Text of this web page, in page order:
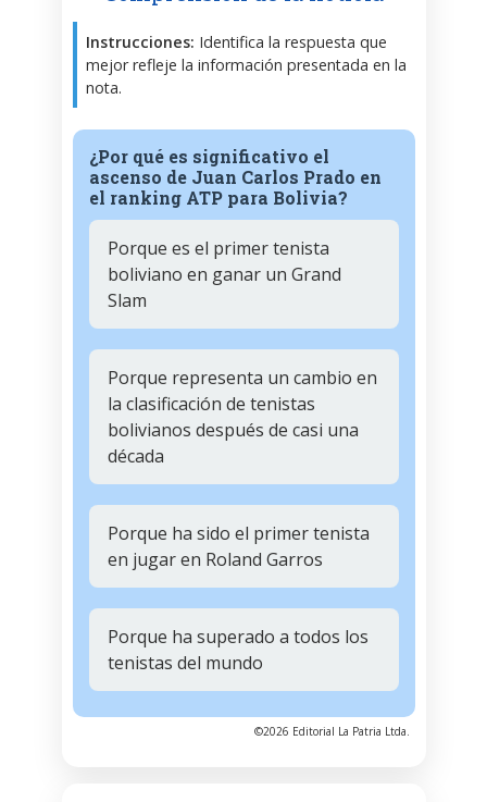
Instrucciones: Identifica la respuesta que
mejor refleje la información presentada en la
nota.
¿Por qué es significativo el
ascenso de Juan Carlos Prado en
el ranking ATP para Bolivia?
Porque es el primer tenista
boliviano en ganar un Grand
Slam
Porque representa un cambio en
la clasificación de tenistas
bolivianos después de casi una
década
Porque ha sido el primer tenista
en jugar en Roland Garros
Porque ha superado a todos los
tenistas del mundo
©2026 Editorial La Patria Ltda.